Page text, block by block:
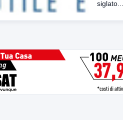
siglato...